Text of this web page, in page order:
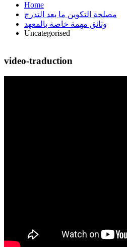
Home
مصلحة التكوين ما بعد التدرج
وثائق مهمة خاصة بالمعهد
Uncategorised
video-traduction